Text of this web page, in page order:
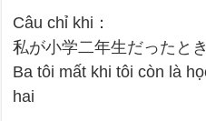
Câu chỉ khi：
私が小学二年生だったと
Ba tôi mất khi tôi còn là
hai